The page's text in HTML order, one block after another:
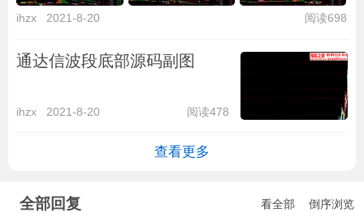
ihzx 2021-8-20 阅读698
通达信波段底部源码副图
ihzx 2021-8-20 阅读478
查看更多
全部回复 看全部 倒序浏览